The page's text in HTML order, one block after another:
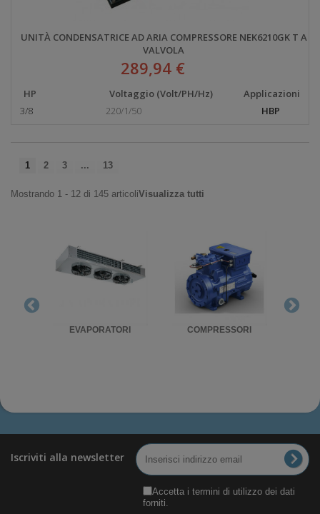
UNITÀ CONDENSATRICE AD ARIA COMPRESSORE NEK6210GK T A
VALVOLA
289,94 €
HP Voltaggio (Volt/PH/Hz)
Applicazioni
3/8
220/1/50 HBP
1 2 3 ... 13
Mostrando 1 - 12 di 145 articoliVisualizza tutti
EVAPORATORI COMPRESSORI
Iscriviti alla newsletter
Accetta i termini di utilizzo dei dati
forniti.